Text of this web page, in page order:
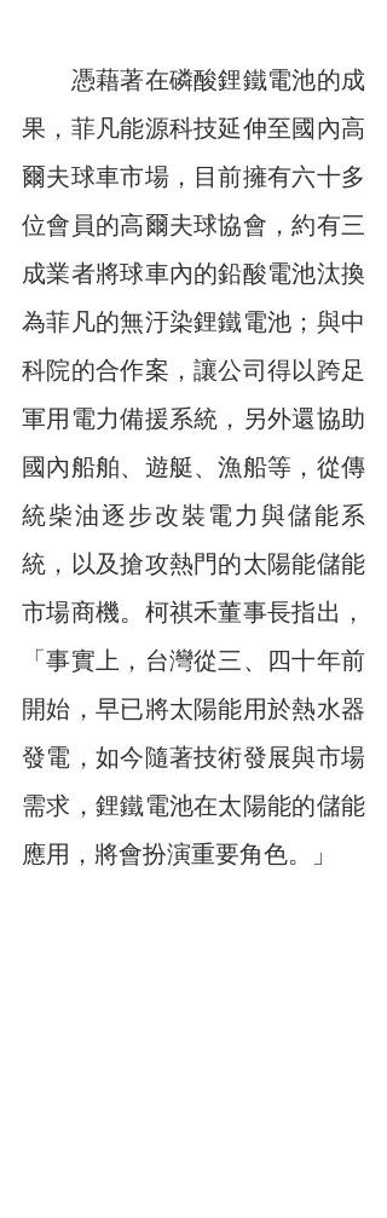
憑藉著在磷酸鋰鐵電池的成
果，菲凡能源科技延伸至國內高
爾夫球車市場，目前擁有六十多
位會員的高爾夫球協會，約有三
成業者將球車內的鉛酸電池汰換
為菲凡的無汙染鋰鐵電池；與中
科院的合作案，讓公司得以跨足
軍用電力備援系統，另外還協助
國內船舶、遊艇、漁船等，從傳
統柴油逐步改裝電力與儲能系
統，以及搶攻熱門的太陽能儲能
市場商機。柯祺禾董事長指出，
「事實上，台灣從三、四十年前
開始，早已將太陽能用於熱水器
發電，如今隨著技術發展與市場
需求，鋰鐵電池在太陽能的儲能
應用，將會扮演重要角色。」